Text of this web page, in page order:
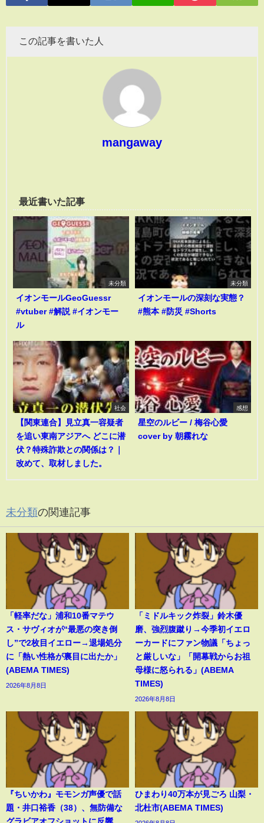
この記事を書いた人
mangaway
最近書いた記事
未分類
イオンモールGeoGuessr
#vtuber #解説 #イオンモー
ル
未分類
イオンモールの深刻な実態？
#熊本 #防災 #Shorts
社会
【関東連合】見立真一容疑者
を追い東南アジアへ どこに潜
伏？特殊詐欺との関係は？｜
改めて、取材しました。
感想
星空のルビー / 梅谷心愛
cover by 朝霧れな
未分類の関連記事
「軽率だな」浦和10番マテウ
ス・サヴィオが“最悪の突き倒
し”で2枚目イエロー→退場処分
に「熱い性格が裏目に出たか」
(ABEMA TIMES)
2026年8月8日
「ミドルキック炸裂」鈴木優
磨、強烈腹蹴り→今季初イエロ
ーカードにファン物議「ちょっ
と厳しいな」「開幕戦からお祖
母様に怒られる」(ABEMA
TIMES)
2026年8月8日
『ちいかわ』モモンガ声優で話
題・井口裕香（38）、無防備な
グラビアオフショットに反響
ひまわり40万本が見ごろ 山梨・
北杜市(ABEMA TIMES)